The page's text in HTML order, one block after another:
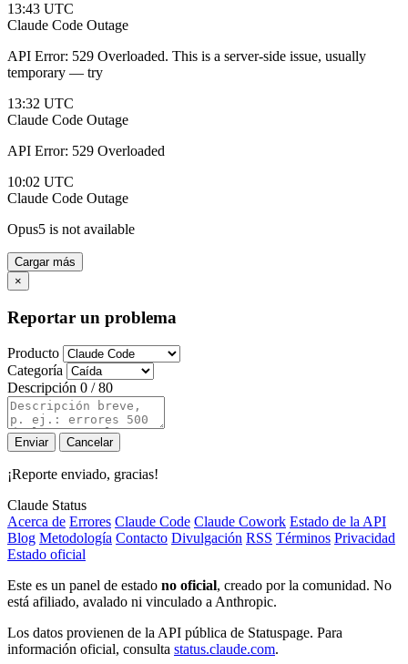
13:43 UTC
Claude Code Outage
API Error: 529 Overloaded. This is a server-side issue, usually
temporary — try
13:32 UTC
Claude Code Outage
API Error: 529 Overloaded
10:02 UTC
Claude Code Outage
Opus5 is not available
Cargar más
×
Reportar un problema
Producto
Categoría
Descripción 0 / 80
Enviar Cancelar
¡Reporte enviado, gracias!
Claude Status
Acerca de Errores Claude Code Claude Cowork Estado de la API
Blog Metodología Contacto Divulgación RSS Términos Privacidad
Estado oficial
Este es un panel de estado no oficial, creado por la comunidad. No
está afiliado, avalado ni vinculado a Anthropic.
Los datos provienen de la API pública de Statuspage. Para
información oficial, consulta status.claude.com.